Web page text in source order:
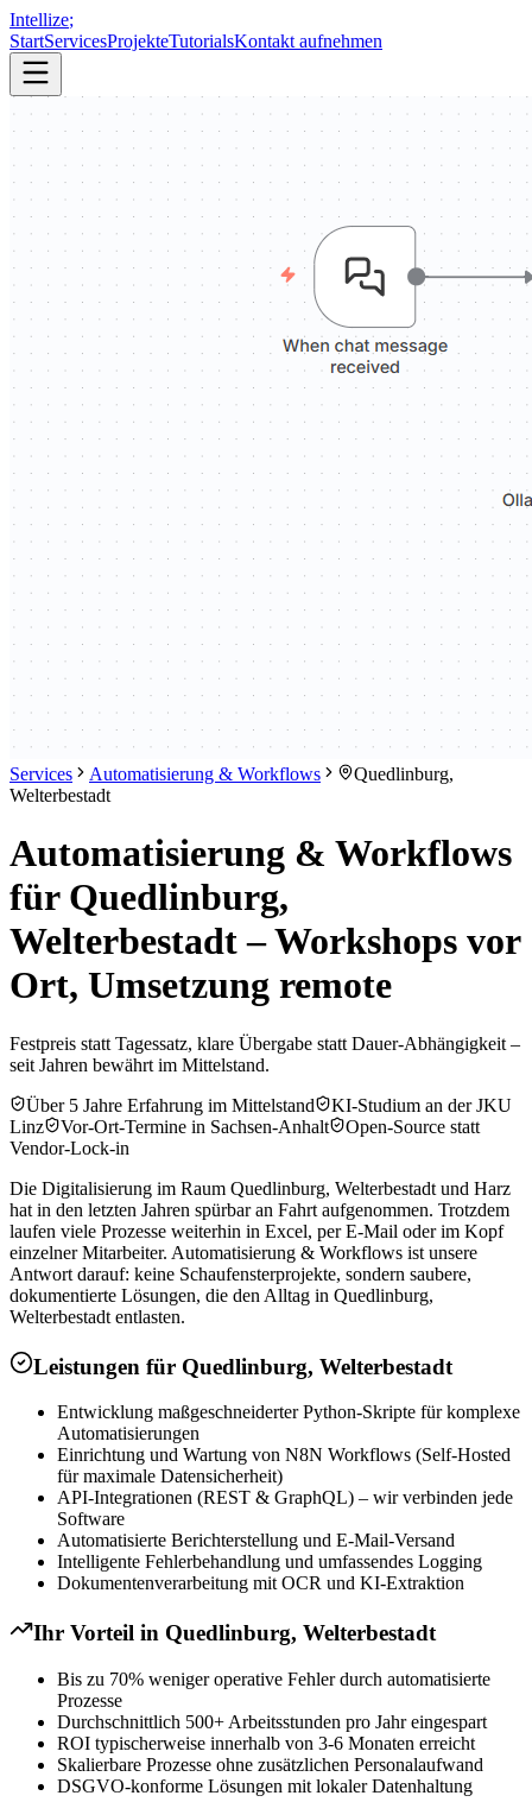
Intellize;
StartServicesProjekteTutorialsKontakt aufnehmen
Services Automatisierung & Workflows
Quedlinburg,
Welterbestadt
Automatisierung & Workflows
für Quedlinburg,
Welterbestadt – Workshops vor
Ort, Umsetzung remote
Festpreis statt Tagessatz, klare Übergabe statt Dauer-Abhängigkeit –
seit Jahren bewährt im Mittelstand.
Über 5 Jahre Erfahrung im Mittelstand
KI-Studium an der JKU
Linz
Vor-Ort-Termine in Sachsen-Anhalt
Open-Source statt
Vendor-Lock-in
Die Digitalisierung im Raum Quedlinburg, Welterbestadt und Harz
hat in den letzten Jahren spürbar an Fahrt aufgenommen. Trotzdem
laufen viele Prozesse weiterhin in Excel, per E-Mail oder im Kopf
einzelner Mitarbeiter. Automatisierung & Workflows ist unsere
Antwort darauf: keine Schaufensterprojekte, sondern saubere,
dokumentierte Lösungen, die den Alltag in Quedlinburg,
Welterbestadt entlasten.
Leistungen für Quedlinburg, Welterbestadt
Entwicklung maßgeschneiderter Python-Skripte für komplexe
Automatisierungen
Einrichtung und Wartung von N8N Workflows (Self-Hosted
für maximale Datensicherheit)
API-Integrationen (REST & GraphQL) – wir verbinden jede
Software
Automatisierte Berichterstellung und E-Mail-Versand
Intelligente Fehlerbehandlung und umfassendes Logging
Dokumentenverarbeitung mit OCR und KI-Extraktion
Ihr Vorteil in Quedlinburg, Welterbestadt
Bis zu 70% weniger operative Fehler durch automatisierte
Prozesse
Durchschnittlich 500+ Arbeitsstunden pro Jahr eingespart
ROI typischerweise innerhalb von 3-6 Monaten erreicht
Skalierbare Prozesse ohne zusätzlichen Personalaufwand
DSGVO-konforme Lösungen mit lokaler Datenhaltung